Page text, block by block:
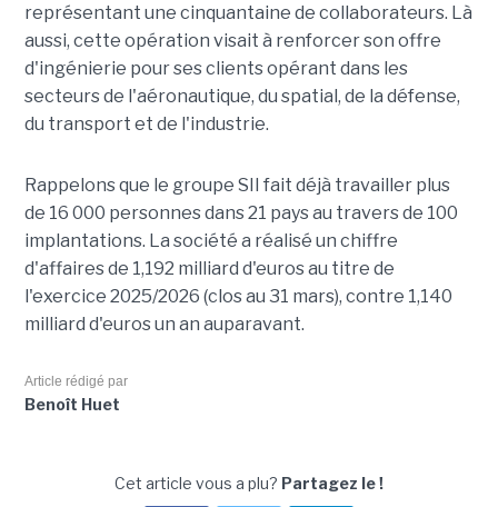
représentant une cinquantaine de collaborateurs. Là
aussi, cette opération visait à renforcer son offre
d'ingénierie pour ses clients opérant dans les
secteurs de l'aéronautique, du spatial, de la défense,
du transport et de l'industrie.
Rappelons que le groupe SII fait déjà travailler plus
de 16 000 personnes dans 21 pays au travers de 100
implantations. La société a réalisé un chiffre
d'affaires de 1,192 milliard d'euros au titre de
l'exercice 2025/2026 (clos au 31 mars), contre 1,140
milliard d'euros un an auparavant.
Article rédigé par
Benoît Huet
Cet article vous a plu? Partagez le !